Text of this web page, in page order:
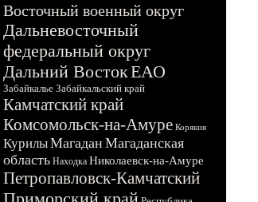
Восточный военный округ
Дальневосточный
федеральный округ
Дальний ВостокЕАО
Забайкалье Забайкальский край
Камчатский край
Комсомольск-на-Амуре Корякия
КурилыМагадан Магаданская
область Находка Николаевск-на-Амуре
Петропавловск-Камчатский